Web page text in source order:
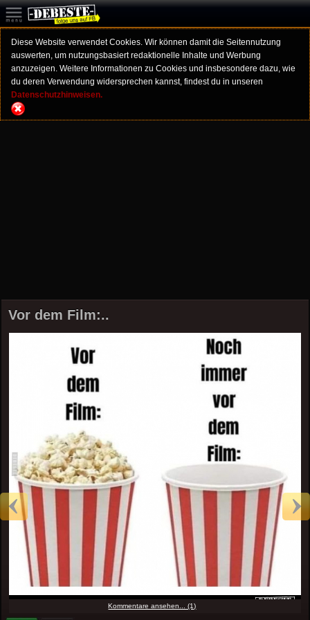
Diese Website verwendet Cookies. Wir können damit die Seitennutzung
auswerten, um nutzungsbasiert redaktionelle Inhalte und Werbung
anzuzeigen. Weitere Informationen zu Cookies und insbesondere dazu, wie
du deren Verwendung widersprechen kannst, findest du in unseren
Datenschutzhinweisen.
Vor dem Film:..
Kommentare ansehen... (1)